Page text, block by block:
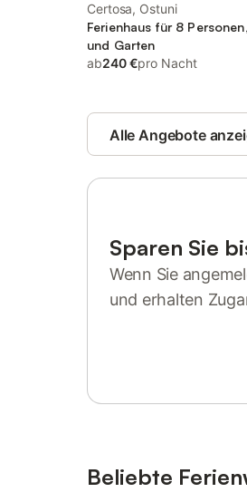
Certosa, Ostuni
Ferienhaus für 8
und Garten
ab240 €pro Nacht
Alle Angebote
Sparen Sie
Wenn Sie
und erhalten
Beliebte